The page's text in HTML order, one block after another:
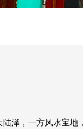
泽，一方风水宝地